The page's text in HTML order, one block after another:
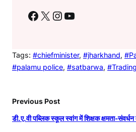
Facebook X Instagram YouTube
Tags: #chiefminister, #jharkhand,
#palamu police, #satbarwa, #Trading
Previous Post
डी.ए.वी पब्लिक स्कूल स्वांग में शिक्षक क्षमता-संवर्धन